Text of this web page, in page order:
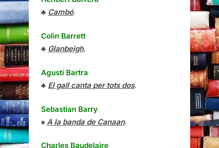
♣ Cambó.
Colin Barrett
♣ Glanbeigh.
Agustí Bartra
♣ El gall canta per tots dos.
Sebastian Barry
♠ A la banda de Canaan.
Charles Baudelaire